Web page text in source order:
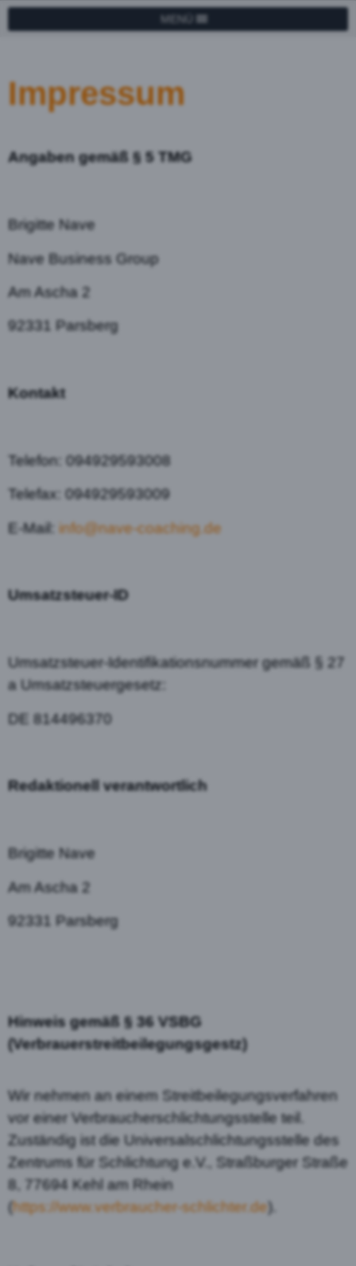
MENÜ
Impressum
Angaben gemäß § 5 TMG
Brigitte Nave
Nave Business Group
Am Ascha 2
92331 Parsberg
Kontakt
Telefon: 094929593008
Telefax: 094929593009
E-Mail: info@nave-coaching.de
Umsatzsteuer-ID
Umsatzsteuer-Identifikationsnummer gemäß § 27
a Umsatzsteuergesetz:
DE 814496370
Redaktionell verantwortlich
Brigitte Nave
Am Ascha 2
92331 Parsberg
Hinweis gemäß § 36 VSBG
(Verbrauerstreitbeilegungsgestz)
Wir nehmen an einem Streitbeilegungsverfahren
vor einer Verbraucherschlichtungsstelle teil.
Zuständig ist die Universalschlichtungsstelle des
Zentrums für Schlichtung e.V., Straßburger Straße
8, 77694 Kehl am Rhein
(https://www.verbraucher-schlichter.de).